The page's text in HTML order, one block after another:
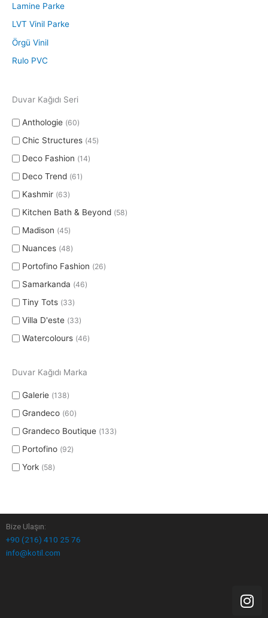
Lamine Parke
LVT Vinil Parke
Örgü Vinil
Rulo PVC
Duvar Kağıdı Seri
Anthologie 60
Chic Structures 45
Deco Fashion 14
Deco Trend 61
Kashmir 63
Kitchen Bath & Beyond 58
Madison 45
Nuances 48
Portofino Fashion 26
Samarkanda 46
Tiny Tots 33
Villa D'este 33
Watercolours 46
Duvar Kağıdı Marka
Galerie 138
Grandeco 60
Grandeco Boutique 133
Portofino 92
York 58
Bize Ulaşın:
+90 (216) 410 25 76
info@kotil.com
I
n